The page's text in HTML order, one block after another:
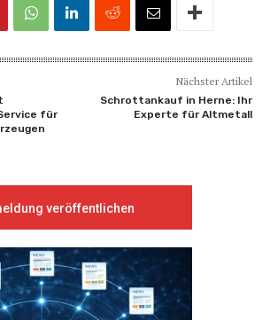
für
Nächster Artikel
Schrottankauf in Herne: Ihr
Experte für Altmetall
veröffentlichen